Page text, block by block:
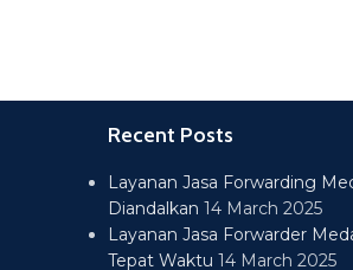
Recent Posts
Layanan Jasa Forwarding
Diandalkan 14 March 2025
Layanan Jasa Forwarder
Tepat Waktu 14 March 2025